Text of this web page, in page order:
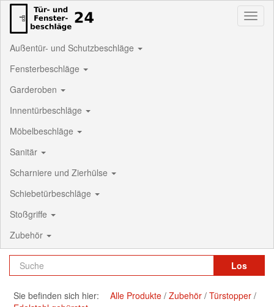
Außentür- und Schutzbeschläge
Fensterbeschläge
Garderoben
Innentürbeschläge
Möbelbeschläge
Sanitär
Scharniere und Zierhülse
Schiebetürbeschläge
Stoßgriffe
Zubehör
Los
Sie befinden sich hier: Alle Produkte Zubehör Türstopper